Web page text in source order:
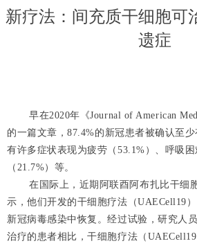
新疗法：间充质干细胞可
遗症
早在2020年《Journal of American
的一篇文章，87.4%的新冠患者被确认至
有许多症状表现为疲劳（53.1%）、呼吸
（21.7%）等。
在国际上，近期阿联酉阿布扎比干细
示，他们开发的干细胞疗法（UAECell19
新冠病毒感染中恢复。经过试验，研究人
治疗的患者相比，干细胞疗法（